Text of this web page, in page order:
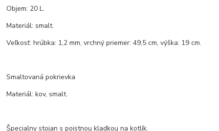
Objem: 20 L.
Materiál: smalt.
Veľkosť: hrúbka: 1,2 mm, vrchný priemer: 49,5 cm, výška: 19 cm.
Smaltovaná pokrievka
Materiál: kov, smalt.
Špecialny stojan s poistnou kladkou na kotlík.